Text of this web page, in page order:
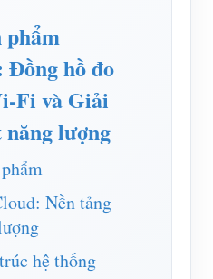
mô phỏng năng lượng
máy sưởi PV
phẩm
phẩm
hồ đo
Fi và Giải
năng lượng
Nền tảng
hệ thống